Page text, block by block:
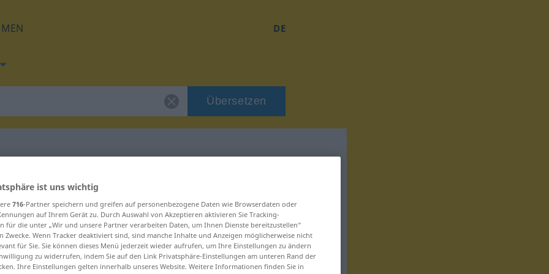
DE
Übersetzen
für "Rouge"
ist uns wichtig
716-Partner speichern und greifen auf personenbezogene Daten wie Browserdaten oder
auf Ihrem Gerät zu. Durch Auswahl von Akzeptieren aktivieren Sie Tracking-
für die unter „Wir und unsere Partner verarbeiten Daten, um Ihnen Dienste bereitzustellen“
Zwecke. Wenn Tracker deaktiviert sind, sind manche Inhalte und Anzeigen möglicherweise nicht
für Sie. Sie können dieses Menü jederzeit wieder aufrufen, um Ihre Einstellungen zu ändern
zu widerrufen, indem Sie auf den Link Privatsphäre-Einstellungen am unteren Rand der
Ihre Einstellungen gelten innerhalb unseres Website. Weitere Informationen finden Sie in